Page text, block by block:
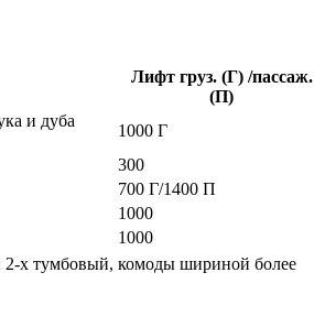
Лифт груз. (Г) /пассаж.
(П)
и дуба
1000 Г
300
700 Г/1400 П
1000
1000
х тумбовый, комоды шириной более